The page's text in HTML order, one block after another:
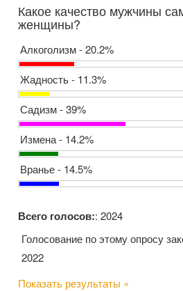
Какое качество мужчины
женщины?
Алкоголизм - 20.2%
Жадность - 11.3%
Садизм - 39%
Измена - 14.2%
Вранье - 14.5%
Всего голосов:: 2024
Голосование по этому опросу
2022
Показать результаты »